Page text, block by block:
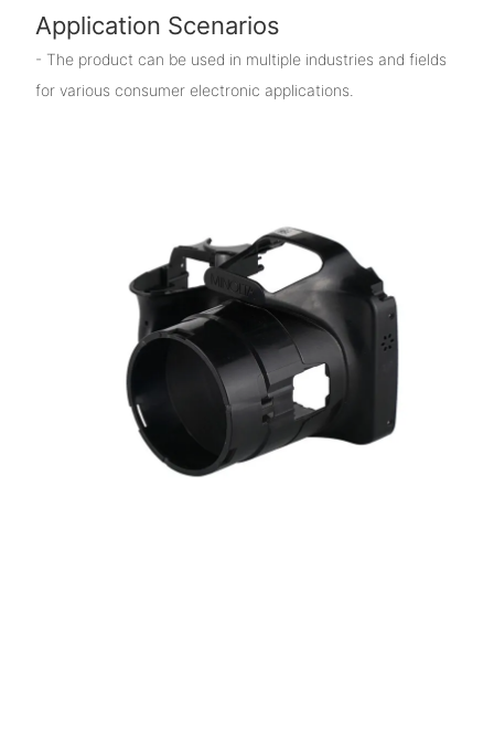
Application Scenarios
- The product can be used in multiple industries and fields
for various consumer electronic applications.